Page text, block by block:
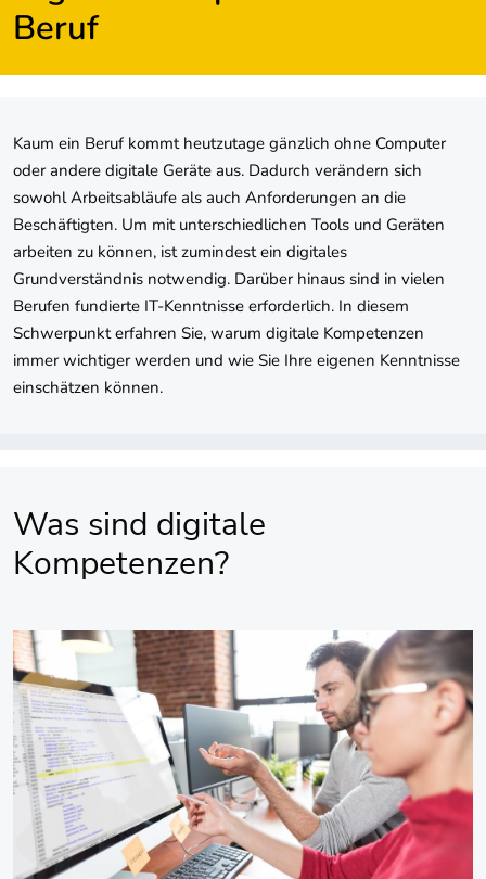
Beruf
Kaum ein Beruf kommt heutzutage gänzlich ohne Computer
oder andere digitale Geräte aus. Dadurch verändern sich
sowohl Arbeitsabläufe als auch Anforderungen an die
Beschäftigten. Um mit unterschiedlichen Tools und Geräten
arbeiten zu können, ist zumindest ein digitales
Grundverständnis notwendig. Darüber hinaus sind in vielen
Berufen fundierte IT-Kenntnisse erforderlich. In diesem
Schwerpunkt erfahren Sie, warum digitale Kompetenzen
immer wichtiger werden und wie Sie Ihre eigenen Kenntnisse
einschätzen können.
Was sind digitale
Kompetenzen?